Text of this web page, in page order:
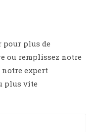
pour plus de
ou remplissez notre
expert
plus vite